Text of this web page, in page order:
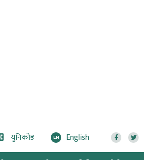
युनिकोड EN English